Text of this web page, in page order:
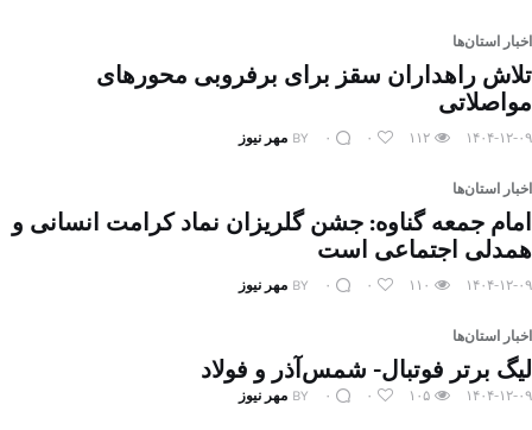
اخبار استان‌ها
تلاش راهداران سقز برای برفروبی محورهای
مواصلاتی
۱۴۰۴-۱۲-۰۹ ۱۱۲ ۰ ۰ BY مهر نیوز
اخبار استان‌ها
امام جمعه گناوه: جشن گلریزان نماد کرامت انسانی و
همدلی اجتماعی است
۱۴۰۴-۱۲-۰۹ ۱۱۰ ۰ ۰ BY مهر نیوز
اخبار استان‌ها
لیگ برتر فوتبال- شمس‌آذر و فولاد
۱۴۰۴-۱۲-۰۹ ۱۰۵ ۰ ۰ BY مهر نیوز